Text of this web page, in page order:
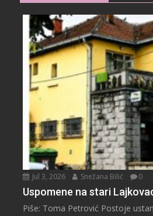
Jul 3, 2026 Snežana Bilić 0
Uspomene na stari
Piše: Toma Petrović Postoje